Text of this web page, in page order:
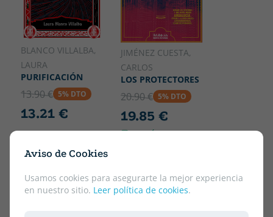
Aviso de Cookies
Usamos cookies para asegurarte la mejor experiencia
en nuestro sitio. Leer política de cookies.
BLANCO VILLALBA,
LAURA
PURIFICACIÓN
13.90 € 5% DTO
13.21 €
JIMÉNEZ CUESTA,
CARLOS
LOS PROTECTORES
20.90 € 5% DTO
19.85 €
¡ENVÍO GRATIS!